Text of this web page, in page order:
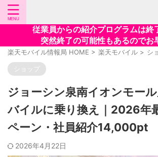
従業員からの紹介プログラムは終
突然終了の可能性もあるのでお
楽天モバイル情報局 HOME > 楽天モバイル > シ
ショップ
ジョーシン泉南イオンモー
バイルに乗り換え｜2026年
ペーン・社員紹介14,000pt
2026年4月22日